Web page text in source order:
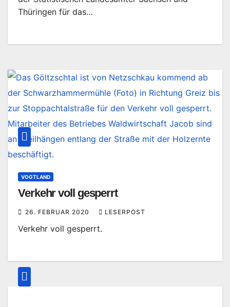
Thüringen für das…
VOGTLAND
Verkehr voll gesperrt
26. FEBRUAR 2020 LESERPOST
Verkehr voll gesperrt.